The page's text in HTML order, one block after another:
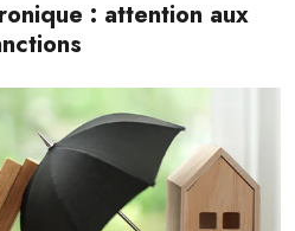
: attention aux